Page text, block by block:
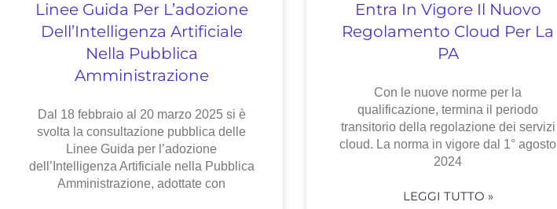
Linee Guida Per L’adozione
Dell’Intelligenza Artificiale
Nella Pubblica
Amministrazione
Dal 18 febbraio al 20 marzo 2025 si è
svolta la consultazione pubblica delle
Linee Guida per l’adozione
dell’Intelligenza Artificiale nella Pubblica
Amministrazione, adottate con
Entra In Vigore Il Nuovo
Regolamento Cloud Per La
PA
Con le nuove norme per la
qualificazione, termina il periodo
transitorio della regolazione dei servizi
cloud. La norma in vigore dal 1° agosto
2024
LEGGI TUTTO »